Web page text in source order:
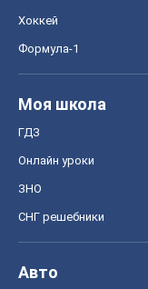
Хоккей
Формула-1
Моя школа
ГДЗ
Онлайн уроки
ЗНО
СНГ решебники
Авто